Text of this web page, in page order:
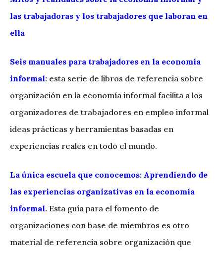
las trabajadoras y los trabajadores que laboran en
ella
Seis manuales para trabajadores en la economía
informal: esta serie de libros de referencia sobre
organización en la economía informal facilita a los
organizadores de trabajadores en empleo informal
ideas prácticas y herramientas basadas en
experiencias reales en todo el mundo.
La única escuela que conocemos: Aprendiendo de
las experiencias organizativas en la economía
informal. Esta guía para el fomento de
organizaciones con base de miembros es otro
material de referencia sobre organización que